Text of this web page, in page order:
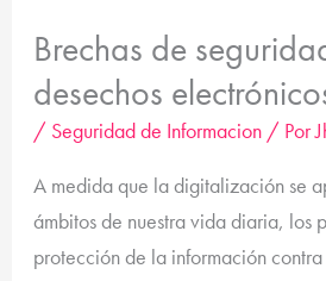
Brechas de
desechos
/ Seguridad de Informacion/ Por
A medida que la digitalización se
ámbitos de nuestra vida diaria, los
protección de la información